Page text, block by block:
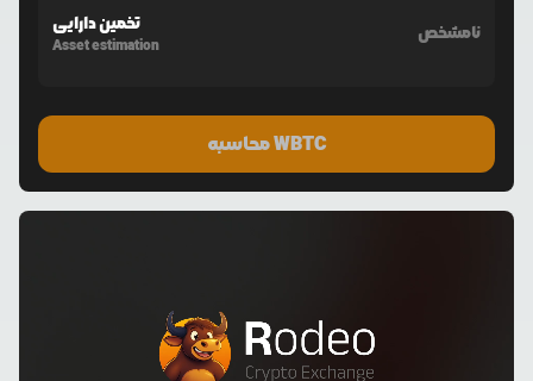
تخمین دارایی
Asset estimation
نامشخص
محاسبه WBTC